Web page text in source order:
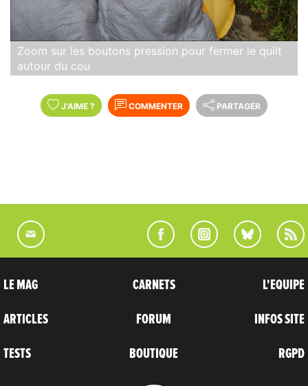
Zoom sur les boutons pression pour fermer le quilt
autour du cou
J'AIME ? COMMENTER PARTAGER
LE MAG
ARTICLES
TESTS
CARNETS
FORUM
BOUTIQUE
L'EQUIPE
INFOS SITE
RGPD